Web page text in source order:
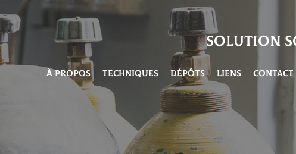
Solution
À propos Techniques Dépôts Liens Contact